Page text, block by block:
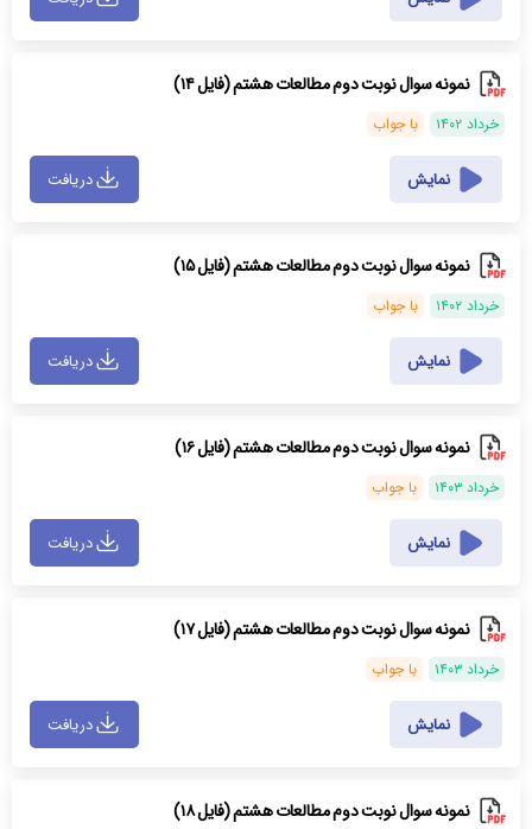
نمونه سوال نوبت دوم مطالعات هشتم (فایل ۱۴)
خرداد ۱۴۰۲ با جواب
نمایش دریافت
نمونه سوال نوبت دوم مطالعات هشتم (فایل ۱۵)
خرداد ۱۴۰۲ با جواب
نمایش دریافت
نمونه سوال نوبت دوم مطالعات هشتم (فایل ۱۶)
خرداد ۱۴۰۳ با جواب
نمایش دریافت
نمونه سوال نوبت دوم مطالعات هشتم (فایل ۱۷)
خرداد ۱۴۰۳ با جواب
نمایش دریافت
نمونه سوال نوبت دوم مطالعات هشتم (فایل ۱۸)